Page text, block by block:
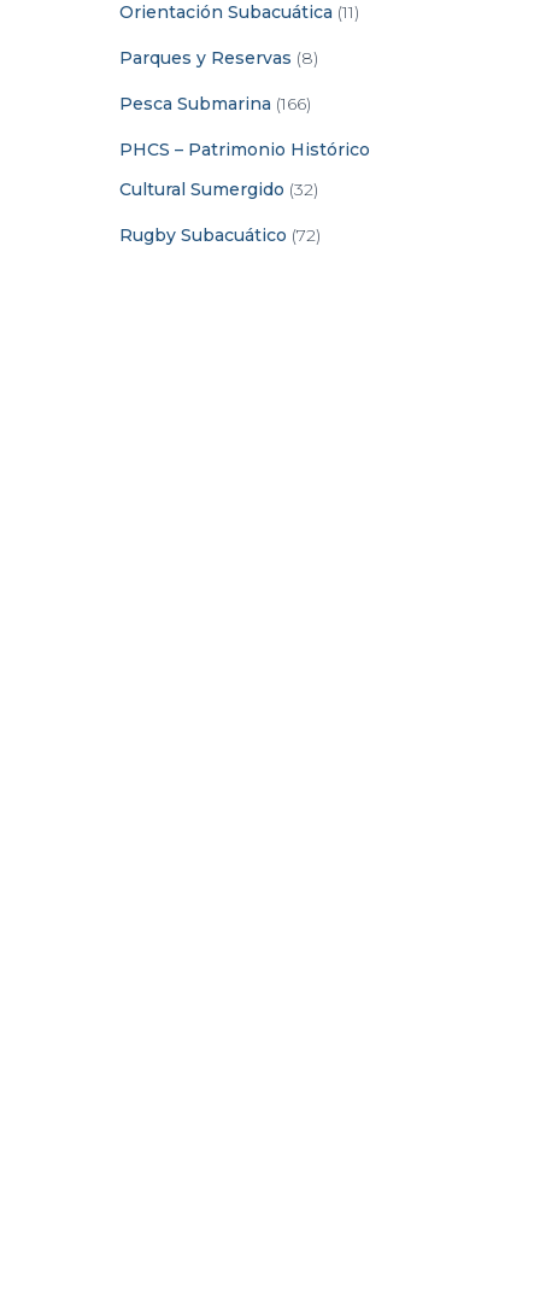
Orientación Subacuática (11)
Parques y Reservas (8)
Pesca Submarina (166)
PHCS – Patrimonio Histórico
Cultural Sumergido (32)
Rugby Subacuático (72)